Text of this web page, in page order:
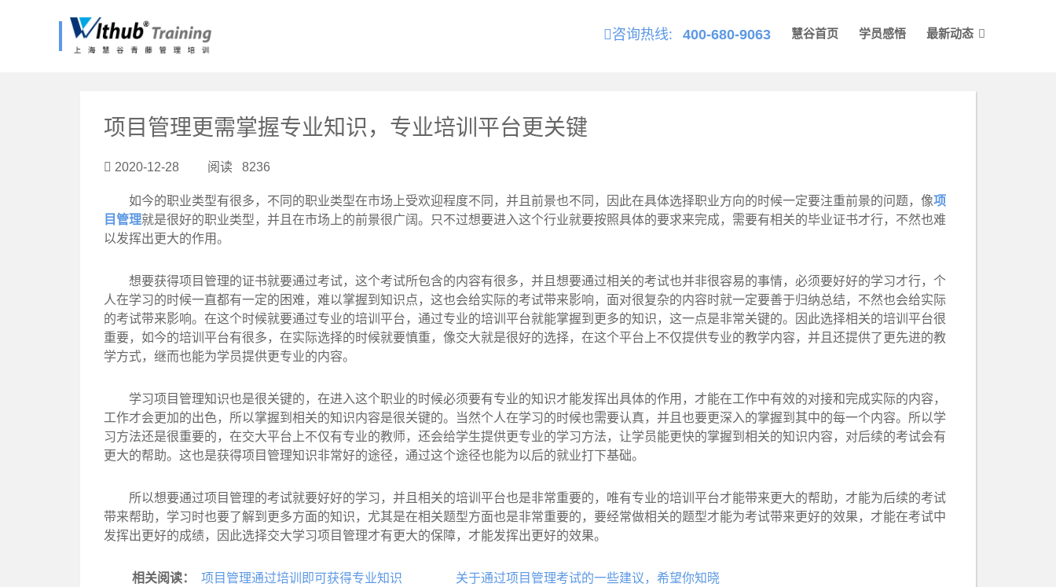
咨询热线: 400-680-9063 慧谷首页 学员感悟 最新动态
项目管理更需掌握专业知识，专业培训平台更关键
2020-12-28 阅读 8236
如今的职业类型有很多，不同的职业类型在市场上受欢迎程度不同，并且前景也不同，因此在具体选择职业方向的时候一定要注重前景的问题，像项
目管理就是很好的职业类型，并且在市场上的前景很广阔。只不过想要进入这个行业就要按照具体的要求来完成，需要有相关的毕业证书才行，不然也难
以发挥出更大的作用。
想要获得项目管理的证书就要通过考试，这个考试所包含的内容有很多，并且想要通过相关的考试也并非很容易的事情，必须要好好的学习才行，个
人在学习的时候一直都有一定的困难，难以掌握到知识点，这也会给实际的考试带来影响，面对很复杂的内容时就一定要善于归纳总结，不然也会给实际
的考试带来影响。在这个时候就要通过专业的培训平台，通过专业的培训平台就能掌握到更多的知识，这一点是非常关键的。因此选择相关的培训平台很
重要，如今的培训平台有很多，在实际选择的时候就要慎重，像交大就是很好的选择，在这个平台上不仅提供专业的教学内容，并且还提供了更先进的教
学方式，继而也能为学员提供更专业的内容。
学习项目管理知识也是很关键的，在进入这个职业的时候必须要有专业的知识才能发挥出具体的作用，才能在工作中有效的对接和完成实际的内容，
工作才会更加的出色，所以掌握到相关的知识内容是很关键的。当然个人在学习的时候也需要认真，并且也要更深入的掌握到其中的每一个内容。所以学
习方法还是很重要的，在交大平台上不仅有专业的教师，还会给学生提供更专业的学习方法，让学员能更快的掌握到相关的知识内容，对后续的考试会有
更大的帮助。这也是获得项目管理知识非常好的途径，通过这个途径也能为以后的就业打下基础。
所以想要通过项目管理的考试就要好好的学习，并且相关的培训平台也是非常重要的，唯有专业的培训平台才能带来更大的帮助，才能为后续的考试
带来帮助，学习时也要了解到更多方面的知识，尤其是在相关题型方面也是非常重要的，要经常做相关的题型才能为考试带来更好的效果，才能在考试中
发挥出更好的成绩，因此选择交大学习项目管理才有更大的保障，才能发挥出更好的效果。
相关阅读： 项目管理通过培训即可获得专业知识 关于通过项目管理考试的一些建议，希望你知晓